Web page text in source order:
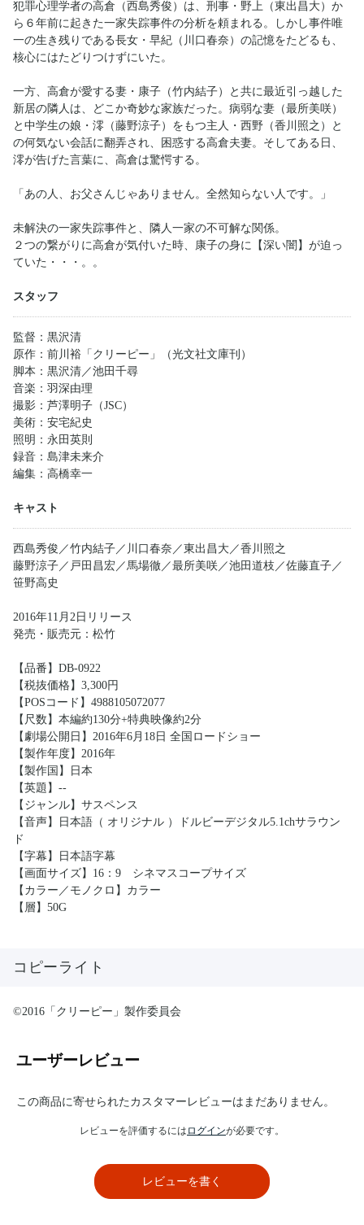
犯罪心理学者の高倉（西島秀俊）は、刑事・野上（東出昌大）か
ら６年前に起きた一家失踪事件の分析を頼まれる。しかし事件唯
一の生き残りである長女・早紀（川口春奈）の記憶をたどるも、
核心にはたどりつけずにいた。
一方、高倉が愛する妻・康子（竹内結子）と共に最近引っ越した
新居の隣人は、どこか奇妙な家族だった。病弱な妻（最所美咲）
と中学生の娘・澪（藤野涼子）をもつ主人・西野（香川照之）と
の何気ない会話に翻弄され、困惑する高倉夫妻。そしてある日、
澪が告げた言葉に、高倉は驚愕する。
「あの人、お父さんじゃありません。全然知らない人です。」
未解決の一家失踪事件と、隣人一家の不可解な関係。
２つの繋がりに高倉が気付いた時、康子の身に【深い闇】が迫っ
ていた・・・。。
スタッフ
監督：黒沢清
原作：前川裕「クリーピー」（光文社文庫刊）
脚本：黒沢清／池田千尋
音楽：羽深由理
撮影：芦澤明子（JSC）
美術：安宅紀史
照明：永田英則
録音：島津未来介
編集：高橋幸一
キャスト
西島秀俊／竹内結子／川口春奈／東出昌大／香川照之
藤野涼子／戸田昌宏／馬場徹／最所美咲／池田道枝／佐藤直子／
笹野高史
2016年11月2日リリース
発売・販売元：松竹
【品番】DB-0922
【税抜価格】3,300円
【POSコード】4988105072077
【尺数】本編約130分+特典映像約2分
【劇場公開日】2016年6月18日 全国ロードショー
【製作年度】2016年
【製作国】日本
【英題】--
【ジャンル】サスペンス
【音声】日本語（ オリジナル ）ドルビーデジタル5.1chサラウン
ド
【字幕】日本語字幕
【画面サイズ】16：9 シネマスコープサイズ
【カラー／モノクロ】カラー
【層】50G
コピーライト
©2016「クリーピー」製作委員会
ユーザーレビュー
この商品に寄せられたカスタマーレビューはまだありません。
レビューを評価するには ログインが必要です。
レビューを書く